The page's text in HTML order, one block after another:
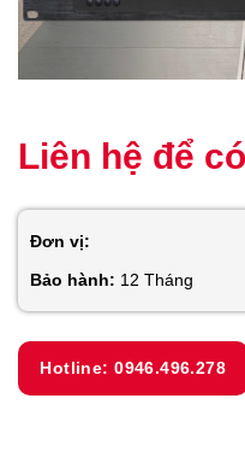
Liên hệ để
Đơn vị:
Bảo hành: 12 Tháng
Hotline: 0946.496.278